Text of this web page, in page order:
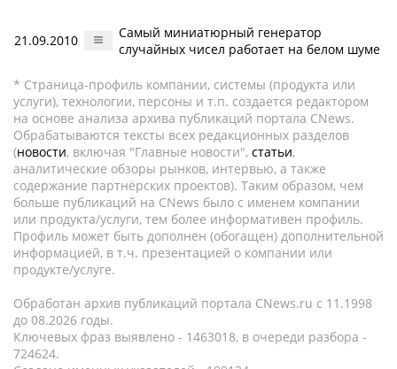
21.09.2010
Самый миниатюрный генератор
случайных чисел работает на белом шуме
* Страница-профиль компании, системы (продукта или
услуги), технологии, персоны и т.п. создается редактором
на основе анализа архива публикаций портала CNews.
Обрабатываются тексты всех редакционных разделов
(новости, включая "Главные новости", статьи,
аналитические обзоры рынков, интервью, а также
содержание партнёрских проектов). Таким образом, чем
больше публикаций на CNews было с именем компании
или продукта/услуги, тем более информативен профиль.
Профиль может быть дополнен (обогащен) дополнительной
информацией, в т.ч. презентацией о компании или
продукте/услуге.
Обработан архив публикаций портала CNews.ru c 11.1998
до 08.2026 годы.
Ключевых фраз выявлено - 1463018, в очереди разбора -
724624.